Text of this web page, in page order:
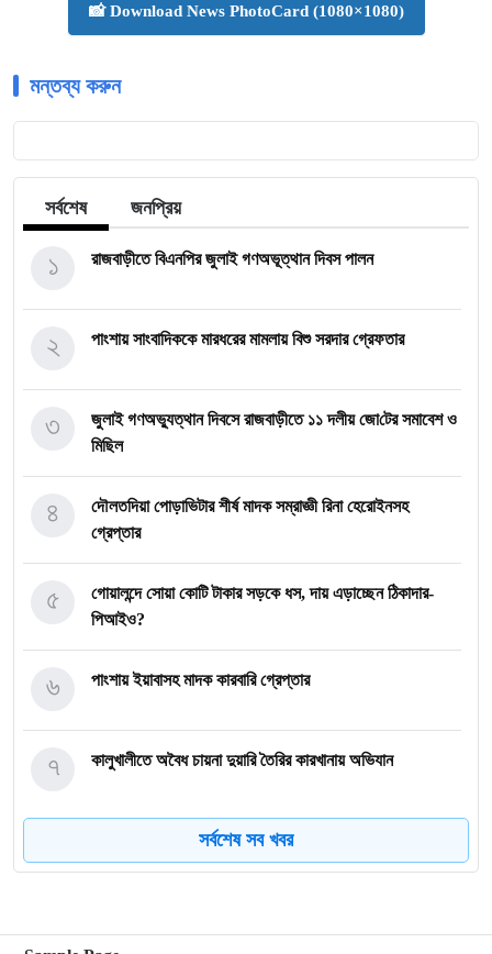
📸 Download News PhotoCard (1080×1080)
মন্তব্য করুন
সর্বশেষ জনপ্রিয়
রাজবাড়ীতে বিএন‌পির জুলাই গণঅভূত্থান দিবস পালন
১
পাংশায় সাংবাদিককে মারধরের মামলায় বিশু সরদার গ্রেফতার
২
জুলাই গণঅভ্যুত্থান দিবসে রাজবাড়ীতে ১১ দলীয় জো‌টের সমাবেশ ও
মি‌ছিল
৩
দৌলতদিয়া পোড়াভিটার শীর্ষ মাদক সম্রাজ্ঞী রিনা হেরোইনসহ
গ্রেপ্তার
৪
গোয়ালন্দে সোয়া কোটি টাকার সড়কে ধস, দায় এড়াচ্ছেন ঠিকাদার-
পিআইও?
৫
পাংশায় ইয়াবাসহ মাদক কারবারি গ্রেপ্তার
৬
কালুখালীতে অবৈধ চায়না দুয়ারি তৈরির কারখানায় অভিযান
৭
গোয়ালন্দের নবাগত ইউএনও সাইফুল হুদার যোগদান
৯
সর্বশেষ সব খবর